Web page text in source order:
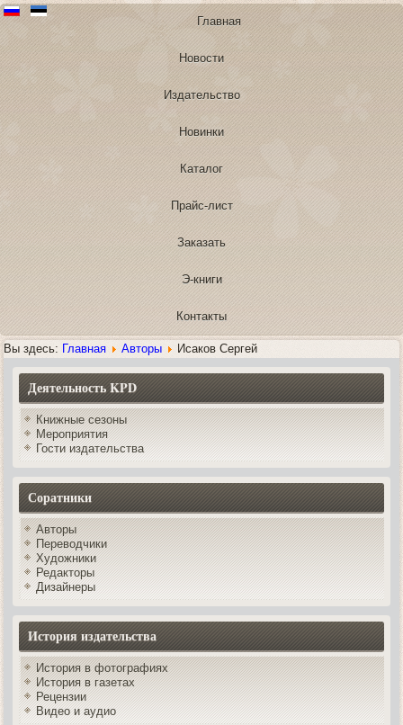
Главная
Новости
Издательство
Новинки
Каталог
Прайс-лист
Заказать
Э-книги
Контакты
Вы здесь: Главная Авторы Исаков Сергей
Деятельность KPD
Книжные сезоны
Мероприятия
Гости издательства
Соратники
Авторы
Переводчики
Художники
Редакторы
Дизайнеры
История издательства
История в фотографиях
История в газетах
Рецензии
Видео и аудио